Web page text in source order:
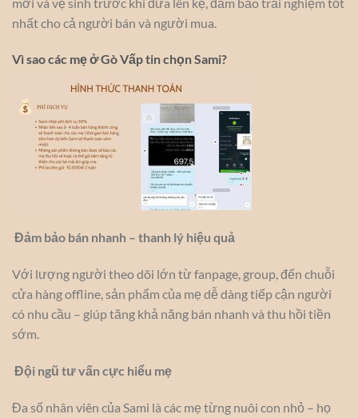
nhất cho cả người bán và người mua.
Vì sao các mẹ ở Gò Vấp tin chọn Sami?
Đảm bảo bán nhanh – thanh lý hiệu quả
Với lượng người theo dõi lớn từ fanpage, group, đến chuỗi
cửa hàng offline, sản phẩm của mẹ dễ dàng tiếp cận người
có nhu cầu – giúp tăng khả năng bán nhanh và thu hồi tiền
sớm.
Đội ngũ tư vấn cực hiểu mẹ
Đa số nhân viên của Sami là các mẹ từng nuôi con nhỏ – họ